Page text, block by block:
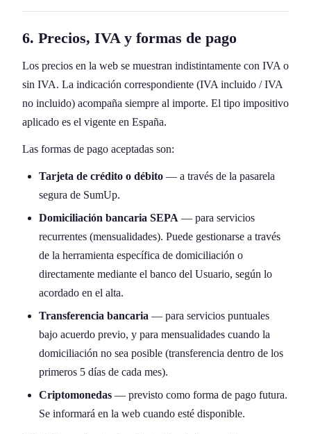
6. Precios, IVA y formas de pago
Los precios en la web se muestran indistintamente con IVA o
sin IVA. La indicación correspondiente (IVA incluido / IVA
no incluido) acompaña siempre al importe. El tipo impositivo
aplicado es el vigente en España.
Las formas de pago aceptadas son:
Tarjeta de crédito o débito — a través de la pasarela
segura de SumUp.
Domiciliación bancaria SEPA — para servicios
recurrentes (mensualidades). Puede gestionarse a través
de la herramienta específica de domiciliación o
directamente mediante el banco del Usuario, según lo
acordado en el alta.
Transferencia bancaria — para servicios puntuales
bajo acuerdo previo, y para mensualidades cuando la
domiciliación no sea posible (transferencia dentro de los
primeros 5 días de cada mes).
Criptomonedas — previsto como forma de pago futura.
Se informará en la web cuando esté disponible.